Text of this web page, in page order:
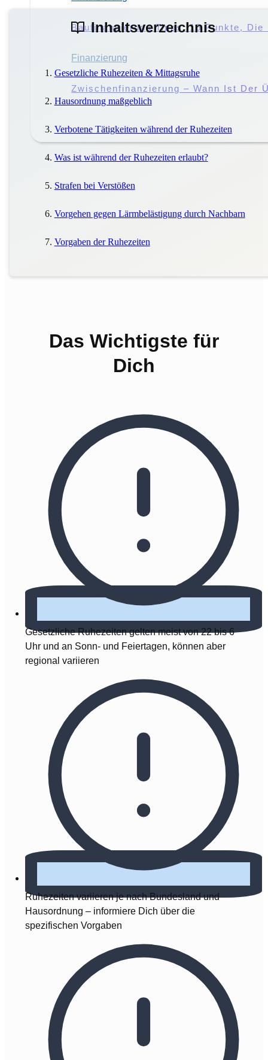
Störung Des Hausfriedens: Droht
Miete|Mieter
Miete Vs. Pacht: Worin Liegen Die
Baufinanzierung Tipps: 16 Punkte,
Finanzierung
Zwischenfinanzierung – Wann Ist Der
Inhaltsverzeichnis
Gesetzliche Ruhezeiten & Mittagsruhe
Hausordnung maßgeblich
Verbotene Tätigkeiten während der Ruhezeiten
Was ist während der Ruhezeiten erlaubt?
Strafen bei Verstößen
Vorgehen gegen Lärmbelästigung durch Nachbarn
Vorgaben der Ruhezeiten
Das Wichtigste für
Dich
Gesetzliche Ruhezeiten gelten meist von 22 bis 6
Uhr und an Sonn- und Feiertagen, können aber
regional variieren
Ruhezeiten variieren je nach Bundesland und
Hausordnung – informiere Dich über die
spezifischen Vorgaben